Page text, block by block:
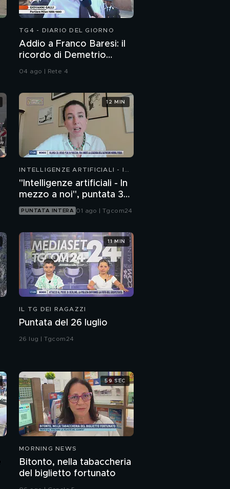
TG4 - DIARIO DEL GIORNO
Addio a Franco Baresi: il
ricordo di Demetrio
Albertini, Clarence
04 ago | Rete 4
INTELLIGENZE ARTIFICIALI - IN
"Intelligenze artificiali - In
mezzo a noi", puntata 36:
chatbot emotivi e minori
PUNTATA INTERA 01 ago | Tgcom24
12 MIN
IL TG DEI RAGAZZI
Puntata del 26 luglio
26 lug | Tgcom24
11 MIN
MORNING NEWS
Bitonto, nella tabaccheria
del biglietto fortunato
59 SEC